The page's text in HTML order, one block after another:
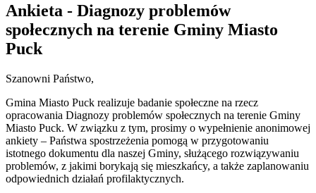
Ankieta - Diagnozy problemów
społecznych na terenie Gminy Miasto
Puck
Szanowni Państwo,
Gmina Miasto Puck realizuje badanie społeczne na rzecz
opracowania Diagnozy problemów społecznych na terenie Gminy
Miasto Puck. W związku z tym, prosimy o wypełnienie anonimowej
ankiety – Państwa spostrzeżenia pomogą w przygotowaniu
istotnego dokumentu dla naszej Gminy, służącego rozwiązywaniu
problemów, z jakimi borykają się mieszkańcy, a także zaplanowaniu
odpowiednich działań profilaktycznych.